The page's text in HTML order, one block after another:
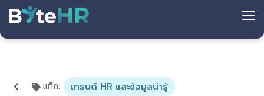
แท็ก: เทรนด์ HR และข้อมูลน่ารู้